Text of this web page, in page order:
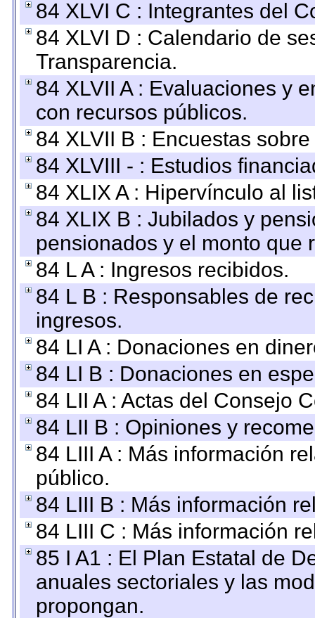
84 XLVI C : Integrantes del
84 XLVI D : Calendario de
Transparencia.
84 XLVII A : Evaluaciones y
con recursos públicos.
84 XLVII B : Encuestas
84 XLVIII - : Estudios
84 XLIX A : Hipervínculo al
84 XLIX B : Jubilados y
pensionados y el monto que
84 L A : Ingresos recibidos.
84 L B : Responsables de
ingresos.
84 LI A : Donaciones en
84 LI B : Donaciones en
84 LII A : Actas del Consejo
84 LII B : Opiniones y
84 LIII A : Más información
público.
84 LIII B : Más información
84 LIII C : Más información
85 I A1 : El Plan Estatal de
anuales sectoriales y las
propongan.